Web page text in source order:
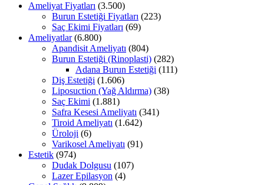
Ameliyat Fiyatları (3.500)
Burun Estetiği Fiyatları (223)
Saç Ekimi Fiyatları (69)
Ameliyatlar(6.800)
Apandisit Ameliyatı (804)
Burun Estetiği (Rinoplasti) (282)
Adana Burun Estetiği (111)
Diş Estetiği (1.606)
Liposuction (Yağ Aldırma) (38)
Saç Ekimi (1.881)
Safra Kesesi Ameliyatı (341)
Tiroid Ameliyatı (1.642)
Üroloji (6)
Varikosel Ameliyatı (91)
Estetik (974)
Dudak Dolgusu (107)
Lazer Epilasyon (4)